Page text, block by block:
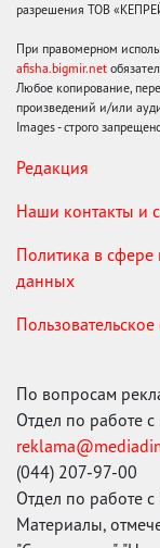
разрешения ТОВ
При правомерном
afisha.bigmir.net
Любое копирование,
произведений и/или
Images - строго
Редакция
Наши контакты и
Политика в
данных
По вопросам
Отдел по работе
(044) 207-97-00
Отдел по работе
Материалы,